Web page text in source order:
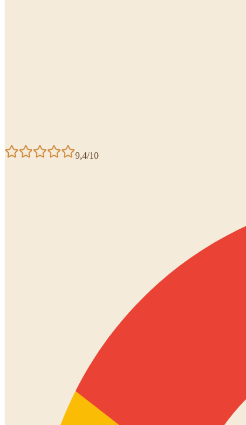
9,4/10